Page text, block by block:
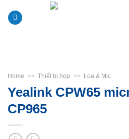
content
Home >> Thiết bị họp >> Loa & Mic
Yealink CPW65
CP965